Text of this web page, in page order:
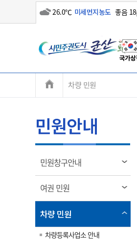
흐림
26.0℃ 미세먼지농도 좋음
시
민
주
권
도
시
군
산
체
민원안내
대표전화 063-454-4000
부서 및 담당자 연락처
전화번호안내
소통참여
대표전화 063-454-4000
부서 및 담당자 연락처
전화번호안내
생활복지
대표전화 063-454-4000
부서 및 담당자 연락처
전화번호안내
경제산업
대표전화 063-454-4000
부서 및 담당자 연락처
전화번호안내
정보공개
대표전화 063-454-4000
부서 및 담당자 연락처
전화번호안내
군산새만금
대표전화 063-454-4000
부서 및 담당자 연락처
전화번호안내
군산소개
대표전화 063-454-4000
부서 및 담당자 연락처
전화번호안내
전북소개
대표전화 063-454-4000
부서 및 담당자 연락처
전화번호안내
차량 민원
민원안내
민원창구안내열
림
여권 민원
림
차량 민원
림
차량등록사업소 안내